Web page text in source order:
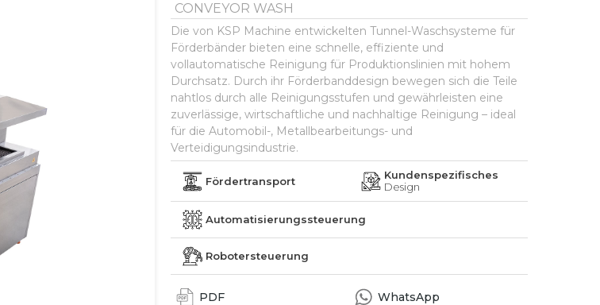
CONVEYOR WASH
Die von KSP Machine entwickelten Tunnel-Waschsysteme für
Förderbänder bieten eine schnelle, effiziente und
vollautomatische Reinigung für Produktionslinien mit hohem
Durchsatz. Durch ihr Förderbanddesign bewegen sich die Teile
nahtlos durch alle Reinigungsstufen und gewährleisten eine
zuverlässige, wirtschaftliche und nachhaltige Reinigung – ideal
für die Automobil-, Metallbearbeitungs- und
Verteidigungsindustrie.
Fördertransport
Kundenspezifisches
Design
Automatisierungssteuerung
Robotersteuerung
PDF WhatsApp